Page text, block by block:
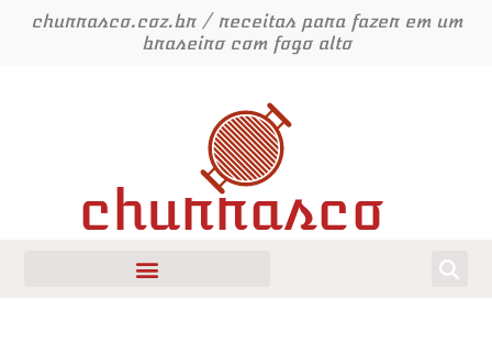
churrasco.coz.br / receitas para fazer em um
braseiro com fogo alto
churrasco